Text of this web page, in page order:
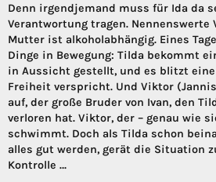
Denn irgendjemand muss für Ida da
Verantwortung tragen. Nennenswerte
Mutter ist alkoholabhängig. Eines
Dinge in Bewegung: Tilda bekommt
in Aussicht gestellt, und es blitzt
Freiheit verspricht. Und Viktor
auf, der große Bruder von Ivan, den
verloren hat. Viktor, der – genau wie
schwimmt. Doch als Tilda schon
alles gut werden, gerät die Situation
Kontrolle …